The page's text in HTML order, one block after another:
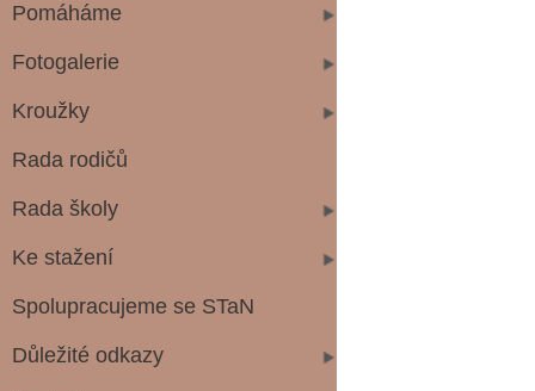
Pomáháme
Fotogalerie
Kroužky
Rada rodičů
Rada školy
Ke stažení
Spolupracujeme se STaN
Důležité odkazy